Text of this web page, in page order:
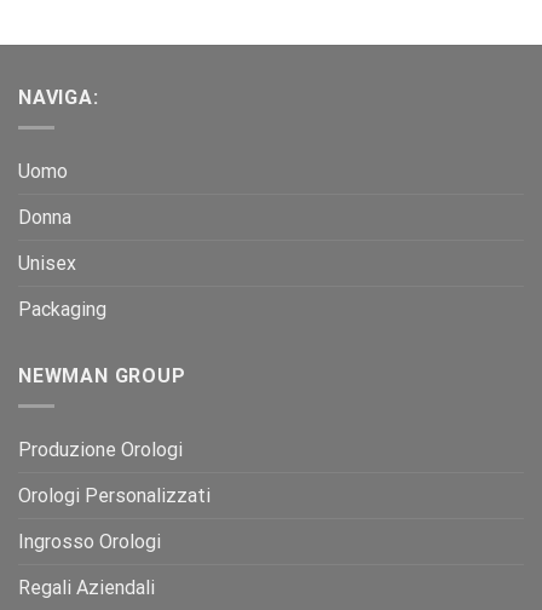
NAVIGA:
Uomo
Donna
Unisex
Packaging
NEWMAN GROUP
Produzione Orologi
Orologi Personalizzati
Ingrosso Orologi
Regali Aziendali